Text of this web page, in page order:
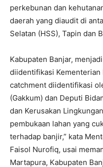
perkebunan dan
daerah yang diaudit di
Selatan (HSS), Tapin dan
Kabupaten Banjar,
diidentifikasi Kementerian
catchment diidentifikasi
(Gakkum) dan Deputi
dan Kerusakan
pembukaan lahan yang
terhadap banjir,” kata
Faisol Nurofiq, usai
Martapura, Kabupaten